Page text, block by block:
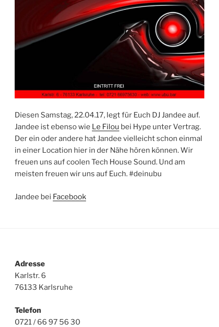
Diesen Samstag, 22.04.17, legt für Euch DJ Jandee auf.
Jandee ist ebenso wie Le Filou bei Hype unter Vertrag.
Der ein oder andere hat Jandee vielleicht schon einmal
in einer Location hier in der Nähe hören können. Wir
freuen uns auf coolen Tech House Sound. Und am
meisten freuen wir uns auf Euch. #deinubu
Jandee bei Facebook
Adresse
Karlstr. 6
76133 Karlsruhe
Telefon
0721 / 66 97 56 30